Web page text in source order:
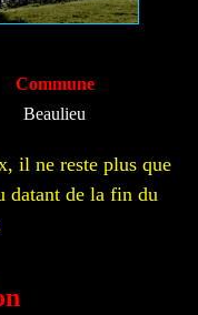
Commune
Beaulieu
il ne reste plus que
datant de la fin du